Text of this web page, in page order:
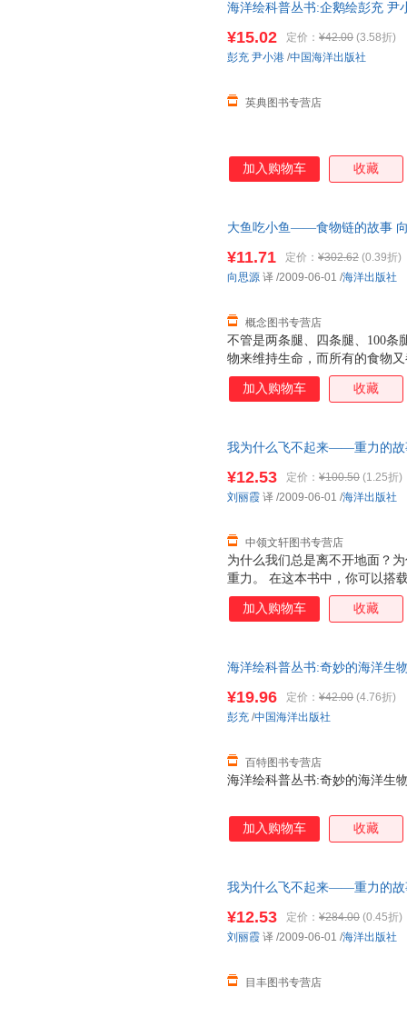
海洋绘科普丛书:企鹅绘彭充 尹
¥15.02 定价： ¥42.00 (3.58折)
英典图书专营店
彭充 尹小港 /中国海洋出版社
加入购物车 收藏
大鱼吃小鱼——食物链的故事
不管是两条腿、四条腿、100条
物来维持生命，而所有的食物
生物是如何通过食物而相互联
又依赖什么生存。
¥11.71 定价： ¥302.62 (0.39折)
概念图书专营店
向思源 译 /2009-06-01 /海洋出版社
加入购物车 收藏
我为什么飞不起来——重力的故
为什么我们总是离不开地面？
重力。 在这本书中，你可以搭
生活。
¥12.53 定价： ¥100.50 (1.25折)
中领文轩图书专营店
刘丽霞 译 /2009-06-01 /海洋出版社
加入购物车 收藏
海洋绘科普丛书:奇妙的海洋生
海洋绘科普丛书:奇妙的海洋生
¥19.96 定价： ¥42.00 (4.76折)
百特图书专营店
彭充 /中国海洋出版社
加入购物车 收藏
我为什么飞不起来——重力的故
¥12.53 定价： ¥284.00 (0.45折)
目丰图书专营店
刘丽霞 译 /2009-06-01 /海洋出版社